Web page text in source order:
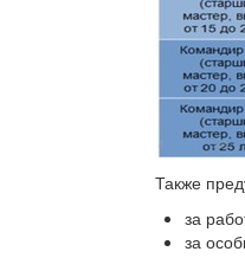
Также
за
за